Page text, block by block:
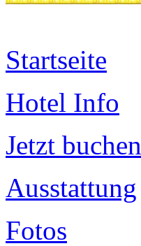
Startseite
Hotel Info
Jetzt buchen
Ausstattung
Fotos